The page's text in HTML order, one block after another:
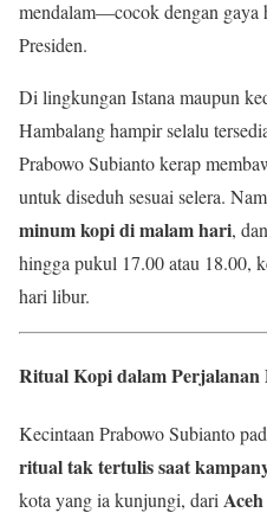
mendalam—cocok dengan
Presiden.
Di lingkungan Istana maupun
Hambalang hampir selalu
Prabowo Subianto kerap
untuk diseduh sesuai selera.
minum kopi di malam hari,
hingga pukul 17.00 atau 18.00,
hari libur.
Ritual Kopi dalam Perjalanan
Kecintaan Prabowo Subianto
ritual tak tertulis saat
kota yang ia kunjungi, dariAceh